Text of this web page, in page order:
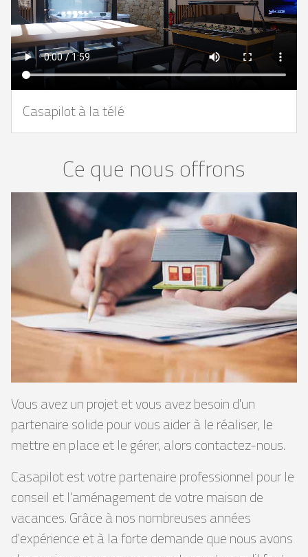
Casapilot à la télé
Ce que nous offrons
Vous avez un projet et vous avez besoin d'un
partenaire solide pour vous aider à le réaliser, le
mettre en place et le gérer, alors contactez-nous.
Casapilot est votre partenaire professionnel pour le
conseil et l'aménagement de votre maison de
vacances. Grâce à nos nombreuses années
d'expérience et à la forte demande que nous avons